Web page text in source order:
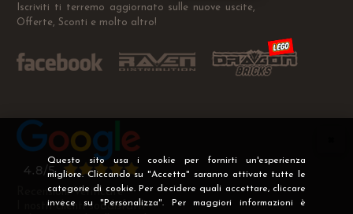
Questo sito usa i cookie per fornirti un'esperienza
migliore. Cliccando su "Accetta" saranno attivate tutte le
categorie di cookie. Per decidere quali accettare, cliccare
invece su "Personalizza". Per maggiori informazioni è
Iscriviti ti terremo aggiornato sulle nuove uscite,
Offerte, Sconti e molto altro!
Recensioni Verificate
I nostri clienti soddisfatti